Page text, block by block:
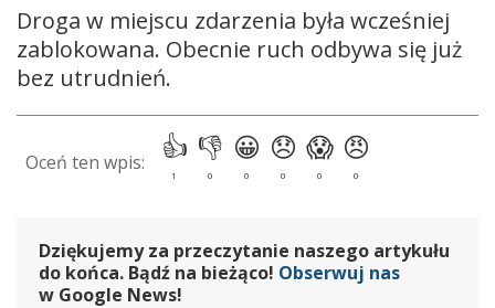
Droga w miejscu zdarzenia była wcześniej
zablokowana. Obecnie ruch odbywa się już
bez utrudnień.
Dziękujemy za przeczytanie naszego artykułu
do końca. Bądź na bieżąco! Obserwuj nas
w Google News!